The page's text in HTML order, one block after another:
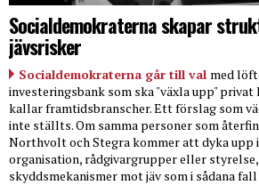
Socialdemokraterna skapar
jävsrisker
Socialdemokraterna går till val med
investeringsbank som ska "växla upp"
kallar framtidsbranscher. Ett förslag som
inte ställts. Om samma personer som
Northvolt och Stegra kommer att dyka upp i
organisation, rådgivargrupper eller
skyddsmekanismer mot jäv som i sådana